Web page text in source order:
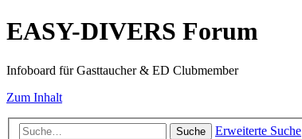
EASY-DIVERS Forum
Infoboard für Gasttaucher & ED Clubmember
Zum Inhalt
Suche Erweiterte Suche